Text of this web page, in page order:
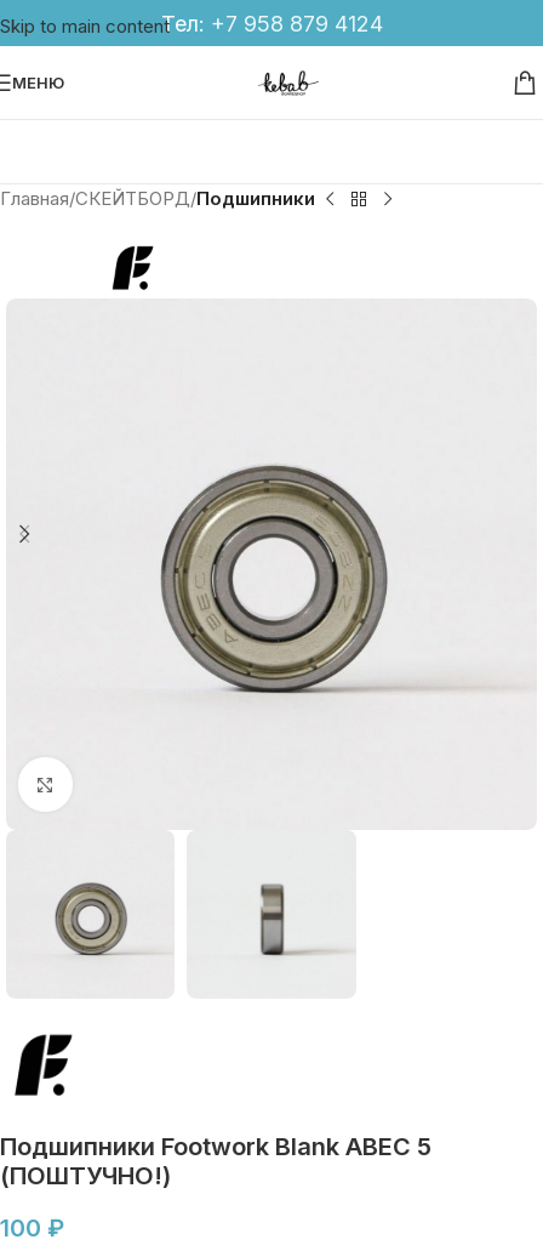
Skip to main contentТел: +7 958 879 4124
МЕНЮ
Главная СКЕЙТБОРД Подшипники
Увеличить
Подшипники Footwork Blank ABEC 5
(ПОШТУЧНО!)
100 ₽